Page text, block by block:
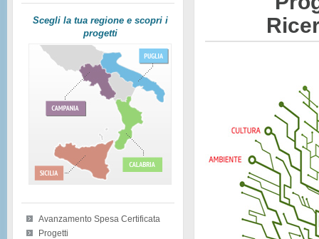
Scegli la tua regione e scopri i
progetti
Avanzamento Spesa Certificata
Progetti